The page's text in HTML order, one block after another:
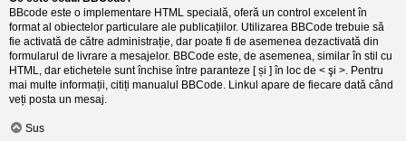
BBcode este o implementare HTML specială, oferă un control excelent în
format al obiectelor particulare ale publicațiilor. Utilizarea BBCode trebuie să
fie activată de către administrație, dar poate fi de asemenea dezactivată din
formularul de livrare a mesajelor. BBCode este, de asemenea, similar în stil cu
HTML, dar etichetele sunt închise între paranteze [ și ] în loc de < şi >. Pentru
mai multe informații, citiți manualul BBCode. Linkul apare de fiecare dată când
veți posta un mesaj.
Sus